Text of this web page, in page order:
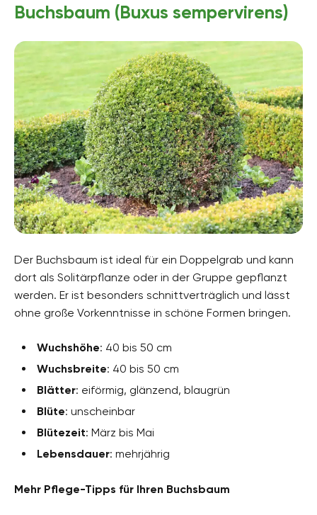
Buchsbaum (Buxus sempervirens)
Der Buchsbaum ist ideal für ein Doppelgrab und kann
dort als Solitärpflanze oder in der Gruppe gepflanzt
werden. Er ist besonders schnittverträglich und lässt
ohne große Vorkenntnisse in schöne Formen bringen.
Wuchshöhe: 40 bis 50 cm
Wuchsbreite: 40 bis 50 cm
Blätter: eiförmig, glänzend, blaugrün
Blüte: unscheinbar
Blütezeit: März bis Mai
Lebensdauer: mehrjährig
Mehr Pflege-Tipps für Ihren Buchsbaum